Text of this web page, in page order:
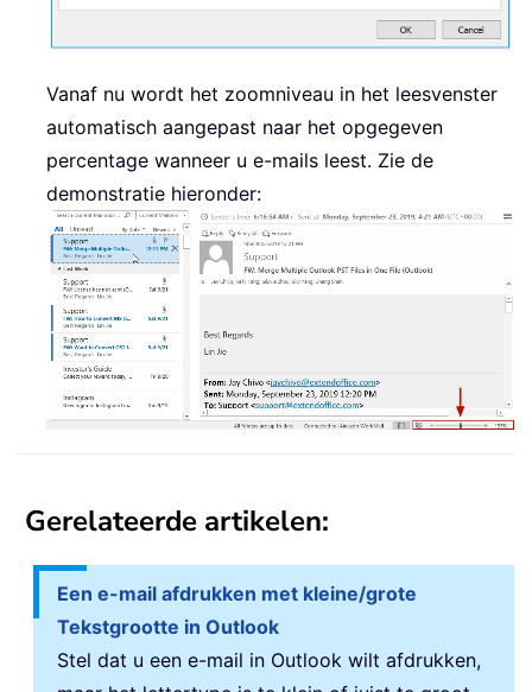
Vanaf nu wordt het zoomniveau in het leesvenster
automatisch aangepast naar het opgegeven
percentage wanneer u e-mails leest. Zie de
demonstratie hieronder:
Gerelateerde artikelen:
Een e-mail afdrukken met kleine/grote
Tekstgrootte in Outlook
Stel dat u een e-mail in Outlook wilt afdrukken,